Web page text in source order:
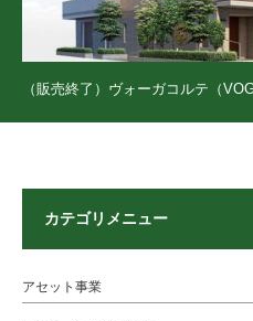
（販売終了）ヴォーガコルテ（
カテゴリメニュー
アセット事業